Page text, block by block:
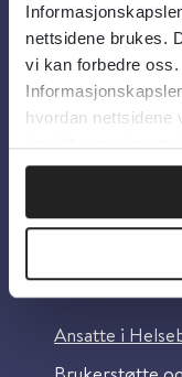
nettsidene brukes.
vi kan forbedre oss.
hvordan nettsidene
innsikt som gjør at
Om
Personvern og
Information in
Ansatte i